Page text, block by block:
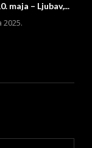
maja – Ljubav,...
2025.